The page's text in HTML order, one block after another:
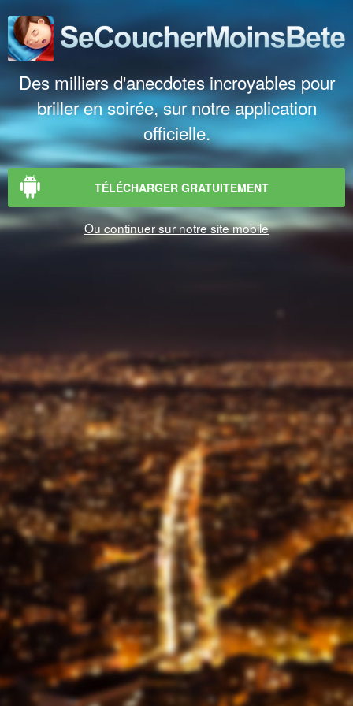
Des milliers d'anecdotes incroyables pour
briller en soirée, sur notre application
officielle.
TÉLÉCHARGER GRATUITEMENT
Ou continuer sur notre site mobile